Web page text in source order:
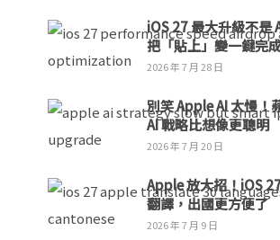
iOS 27 最大升級不是
把「貼上」變一鍵完
2026 年 7 月 28 日
別笑 Apple AI 太慢！
AI 戰略比想像更聰明
2026 年 7 月 20 日
Apple 放大招！iOS
翻譯，出國更方便了
2026 年 7 月 9 日